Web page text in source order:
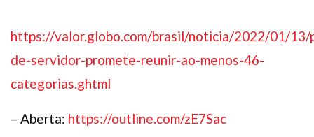
https://valor.globo.com/brasil/noticia/2022/01/
de-servidor-promete-reunir-ao-menos-46-
categorias.ghtml
– Aberta: https://outline.com/zE7Sac